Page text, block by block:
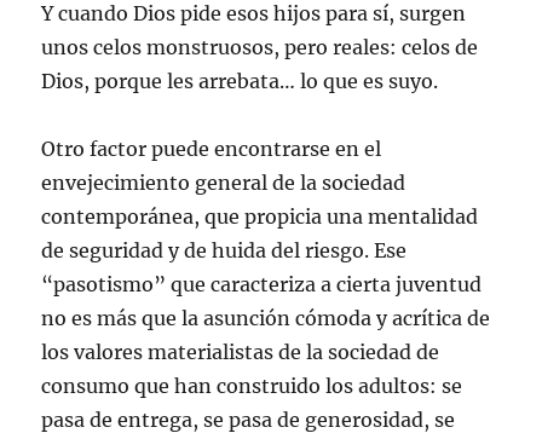
Y cuando Dios pide esos hijos para sí, surgen
unos celos monstruosos, pero reales: celos de
Dios, porque les arrebata… lo que es suyo.
Otro factor puede encontrarse en el
envejecimiento general de la sociedad
contemporánea, que propicia una mentalidad
de seguridad y de huida del riesgo. Ese
“pasotismo” que caracteriza a cierta juventud
no es más que la asunción cómoda y acrítica de
los valores materialistas de la sociedad de
consumo que han construido los adultos: se
pasa de entrega, se pasa de generosidad, se